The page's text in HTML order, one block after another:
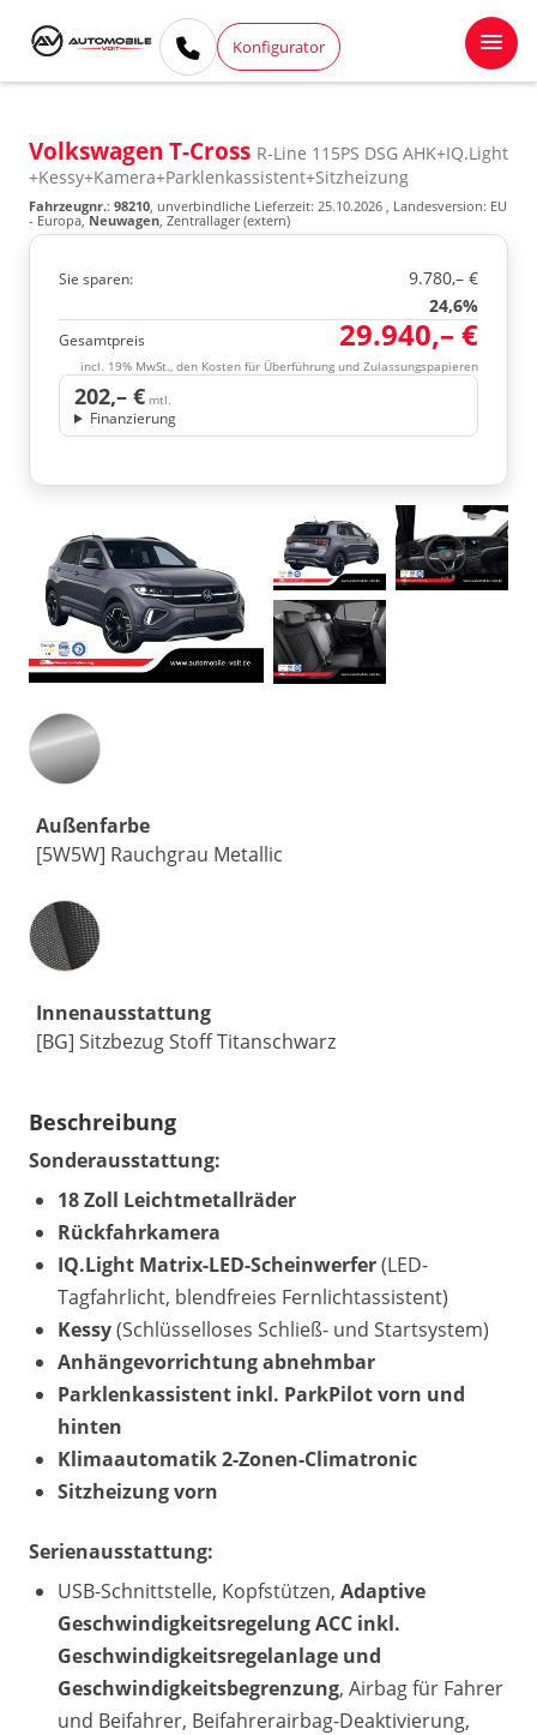
Konfigurator
Volkswagen T-Cross R-Line 115PS DSG AHK+IQ.Light
+Kessy+Kamera+Parklenkassistent+Sitzheizung
Fahrzeugnr.: 98210, unverbindliche Lieferzeit: 25.10.2026 , Landesversion: EU
- Europa,Neuwagen, Zentrallager (extern)
Sie sparen:
9.780,– €
24,6%
Gesamtpreis 29.940,– €
incl. 19% MwSt., den Kosten für Überführung und Zulassungspapieren
202,– € mtl.
Finanzierung
Außenfarbe
[5W5W] Rauchgrau Metallic
Innenausstattung
Innenausstattung
[BG] Sitzbezug Stoff Titanschwarz
Beschreibung
Sonderausstattung:
18 Zoll Leichtmetallräder
Rückfahrkamera
IQ.Light Matrix-LED-Scheinwerfer(LED-
Tagfahrlicht, blendfreies Fernlichtassistent)
Kessy(Schlüsselloses Schließ- und Startsystem)
Anhängevorrichtung abnehmbar
Parklenkassistent inkl. ParkPilot vorn und
hinten
Klimaautomatik 2-Zonen-Climatronic
Sitzheizung vorn
Serienausstattung:
USB-Schnittstelle, Kopfstützen, Adaptive
Geschwindigkeitsregelung ACC inkl.
Geschwindigkeitsregelanlage und
Geschwindigkeitsbegrenzung, Airbag für Fahrer
und Beifahrer, Beifahrerairbag-Deaktivierung,